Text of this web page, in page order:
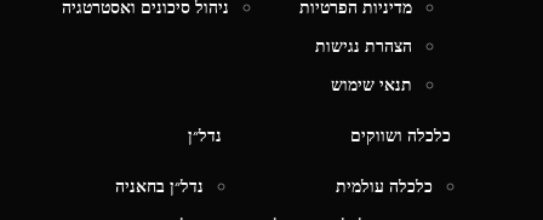
מדיניות הפרטיות
הצהרת נגישות
תנאי שימוש
ניהול סיכונים ואסטרטגיה
כלכלה ושווקים
כלכלה עולמית
נדל״ן
נדל״ן בחאניה